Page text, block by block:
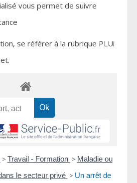
vous permet de suivre
se référer à la rubrique PLUi
> Travail - Formation > Maladie ou
le secteur privé > Un arrêt de